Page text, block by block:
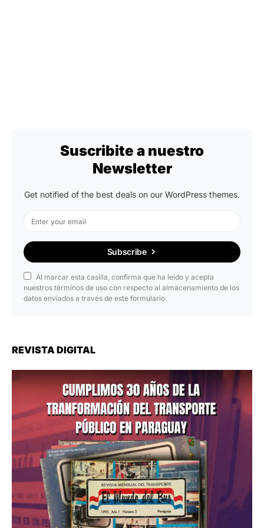
Suscribite a nuestro
Newsletter
Get notified of the best deals on our WordPress themes.
Subscribe
Al marcar esta casilla, confirma que ha leído y acepta
nuestros términos de uso con respecto al almacenamiento de los
datos enviados a través de este formulario.
REVISTA DIGITAL